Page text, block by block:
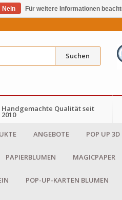
Suchen
Handgemachte Qualität seit
2010
ANGEBOTE POP UP
PAPIERBLUMEN MAGICPAPER
POP-UP-KARTEN BLUMEN
Nein Für weitere Informationen